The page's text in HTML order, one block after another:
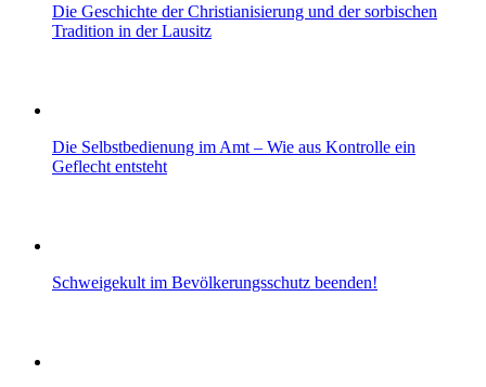
Die Geschichte der Christianisierung und der sorbischen
Tradition in der Lausitz
Die Selbstbedienung im Amt – Wie aus Kontrolle ein
Geflecht entsteht
Schweigekult im Bevölkerungsschutz beenden!